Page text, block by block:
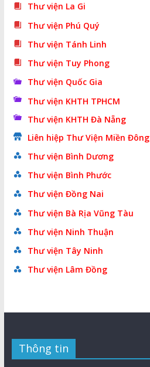
Thư viện La Gi
Thư viện Phú Quý
Thư viện Tánh Linh
Thư viện Tuy Phong
Thư viện Quốc Gia
Thư viện KHTH TPHCM
Thư viện KHTH Đà Nẵng
Liên hiệp Thư Viện Miền Đông
Thư viện Bình Dương
Thư viện Bình Phước
Thư viện Đồng Nai
Thư viện Bà Rịa Vũng Tàu
Thư viện Ninh Thuận
Thư viện Tây Ninh
Thư viện Lâm Đồng
Thông tin